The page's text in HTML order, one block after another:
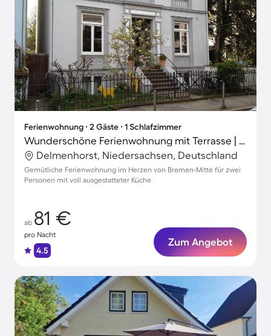
Ferienwohnung ∙ 2 Gäste ∙ 1 Schlafzimmer
Wunderschöne Ferienwohnung mit Terrasse | Schnoor in der Nähe | Stadtblick
Delmenhorst, Niedersachsen, Deutschland
Gemütliche Ferienwohnung im Herzen von Bremen-Mitte für zwei
Personen mit voll ausgestatteter Küche
ab 81 €
pro Nacht
4.5
Zum Angebot